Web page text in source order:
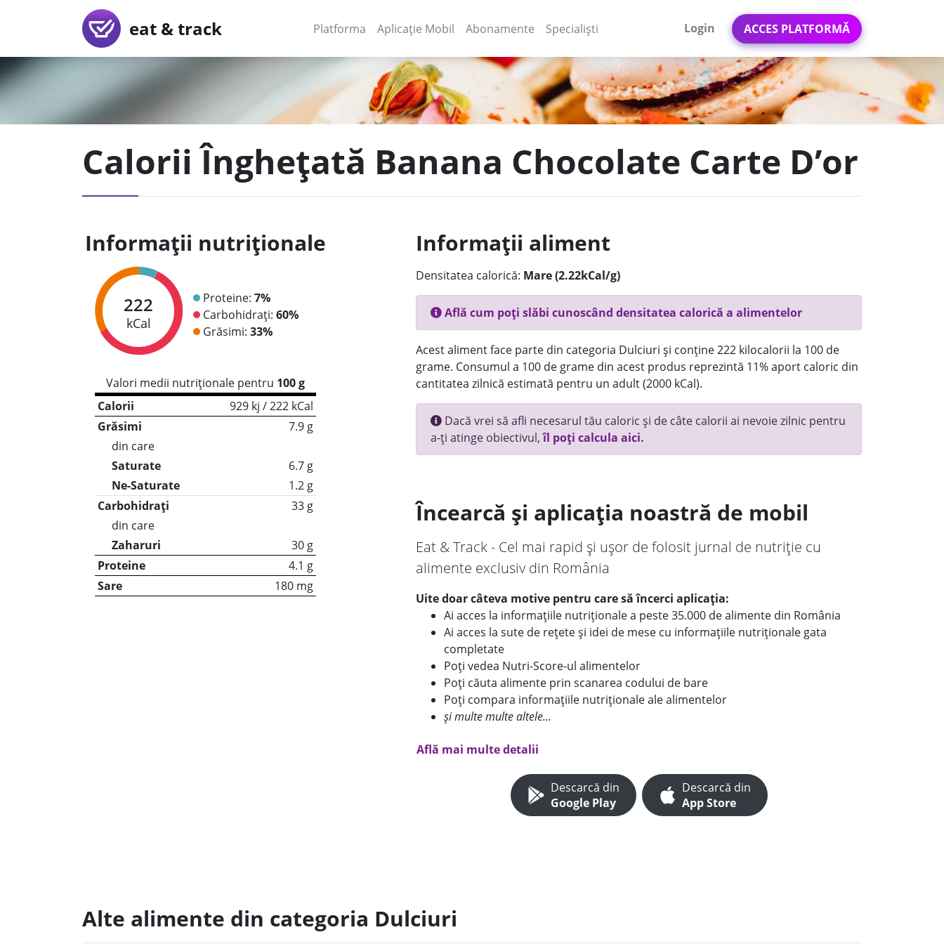
eat & track Platforma (current)
Aplicație Mobil (current)
Abonamente Specialiști Login ACCES PLATFORMĂ
Calorii Înghețată Banana Chocolate Carte D’or
Informații nutriționale
222
kCal
Proteine: 7%
Carbohidrați: 60%
Grăsimi: 33%
Valori medii nutriționale pentru 100 g
Calorii
929 kj / 222 kCal
Grăsimi
7.9 g
din care
Saturate
6.7 g
Ne-Saturate
1.2 g
Carbohidrați
33 g
din care
Zaharuri
30 g
Proteine
4.1 g
Sare
180 mg
Informații aliment
Densitatea calorică: Mare (2.22kCal/g)
Află cum poți slăbi cunoscând densitatea calorică a alimentelor
Acest aliment face parte din categoria Dulciuri și conține 222 kilocalorii la 100 de
grame. Consumul a 100 de grame din acest produs reprezintă 11% aport caloric din
cantitatea zilnică estimată pentru un adult (2000 kCal).
Dacă vrei să afli necesarul tău caloric și de câte calorii ai nevoie zilnic pentru
a-ți atinge obiectivul,îl poți calcula aici.
Încearcă și aplicația noastră de mobil
Eat & Track - Cel mai rapid și ușor de folosit jurnal de nutriție cu
alimente exclusiv din România
Uite doar câteva motive pentru care să încerci aplicația:
Ai acces la informațiile nutriționale a peste 35.000 de alimente din România
Ai acces la sute de rețete și idei de mese cu informațiile nutriționale gata
completate
Poți vedea Nutri-Score-ul alimentelor
Poți căuta alimente prin scanarea codului de bare
Poți compara informațiile nutriționale ale alimentelor
și multe multe altele...
Află mai multe detalii
Descarcă din
Google Play
Descarcă din
App Store
Alte alimente din categoria Dulciuri